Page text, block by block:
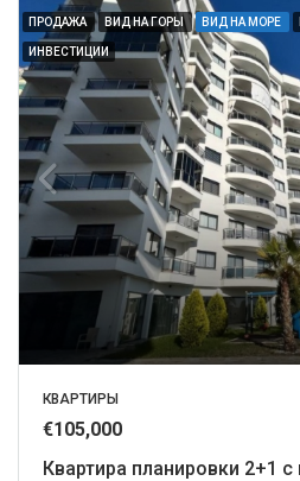
ПРОДАЖА ВИД НА ГОРЫ ВИД НА МОРЕ
ИНВЕСТИЦИИ
КВАРТИРЫ
€105,000